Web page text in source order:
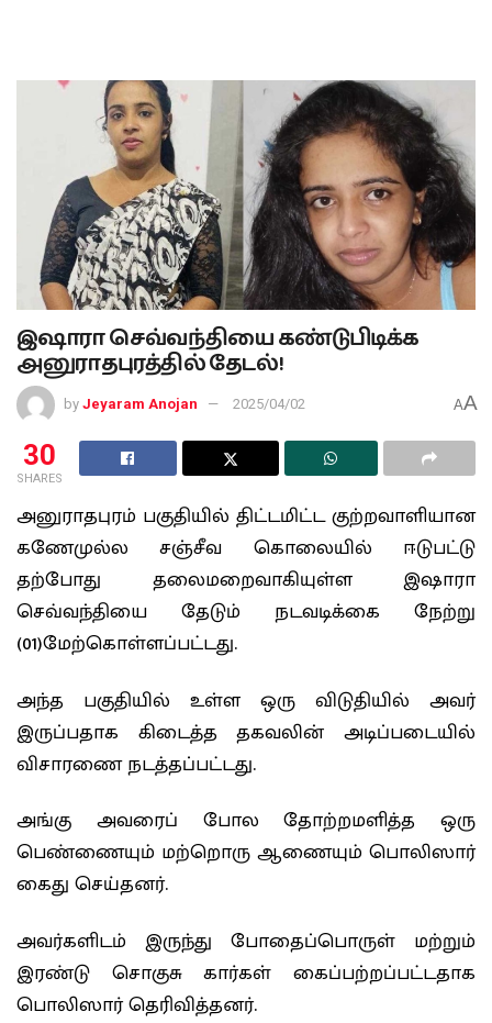
இஷாரா செவ்வந்தியை கண்டுபிடிக்க
அனுராதபுரத்தில் தேடல்!
by Jeyaram Anojan 2025/04/02 AA
30
SHARES
அனுராதபுரம் பகுதியில் திட்டமிட்ட குற்றவாளியான
கணேமுல்ல சஞ்சீவ கொலையில் ஈடுபட்டு
தற்போது தலைமறைவாகியுள்ள இஷாரா
செவ்வந்தியை தேடும் நடவடிக்கை நேற்று
(01)மேற்கொள்ளப்பட்டது.
அந்த பகுதியில் உள்ள ஒரு விடுதியில் அவர்
இருப்பதாக கிடைத்த தகவலின் அடிப்படையில்
விசாரணை நடத்தப்பட்டது.
அங்கு அவரைப் போல தோற்றமளித்த ஒரு
பெண்ணையும் மற்றொரு ஆணையும் பொலிஸார்
கைது செய்தனர்.
அவர்களிடம் இருந்து போதைப்பொருள் மற்றும்
இரண்டு சொகுசு கார்கள் கைப்பற்றப்பட்டதாக
பொலிஸார் தெரிவித்தனர்.